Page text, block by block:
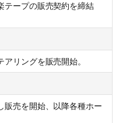
テープの販売契約を締結
リングを販売開始。
販売を開始、以降各種ホー